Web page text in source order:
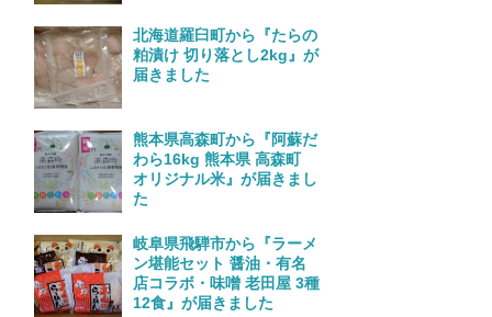
北海道羅臼町から『たらの
粕漬け 切り落とし2kg』が
届きました
熊本県高森町から『阿蘇だ
わら16kg 熊本県 高森町
オリジナル米』が届きまし
た
岐阜県飛騨市から『ラーメ
ン堪能セット 醤油・有名
店コラボ・味噌 老田屋 3種
12食』が届きました